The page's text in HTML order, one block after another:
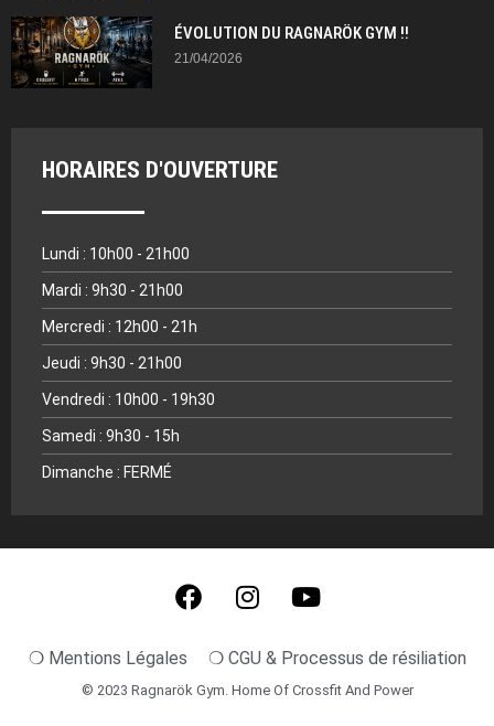
ÉVOLUTION DU RAGNARÖK GYM !!
21/04/2026
HORAIRES D'OUVERTURE
Lundi : 10h00 - 21h00
Mardi : 9h30 - 21h00
Mercredi : 12h00 - 21h
Jeudi : 9h30 - 21h00
Vendredi : 10h00 - 19h30
Samedi : 9h30 - 15h
Dimanche : FERMÉ
© 2023 Ragnarök Gym. Home Of Crossfit And Power
❍ Mentions Légales ❍ CGU & Processus de résiliation